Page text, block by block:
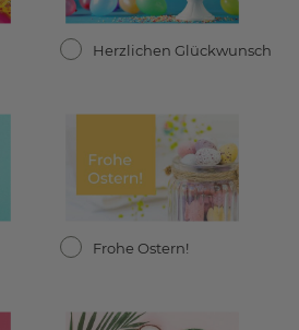
Herzlichen Glückwunsch
Frohe Ostern!